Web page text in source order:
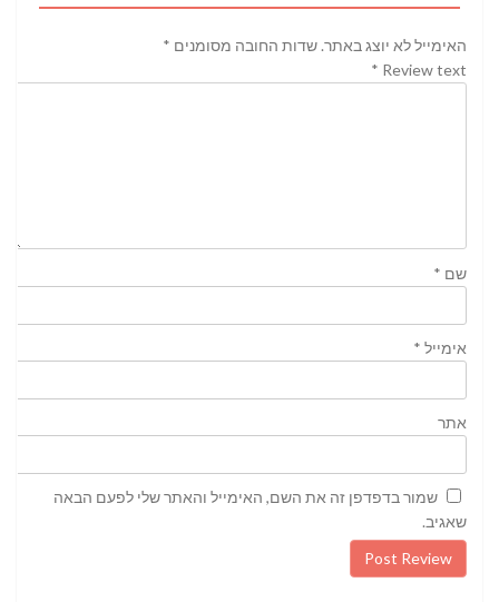
האימייל לא יוצג באתר. שדות החובה מסומנים *
Review text
*
שם *
אימייל *
אתר
שמור בדפדפן זה את השם, האימייל והאתר שלי לפעם הבאה
שאגיב.